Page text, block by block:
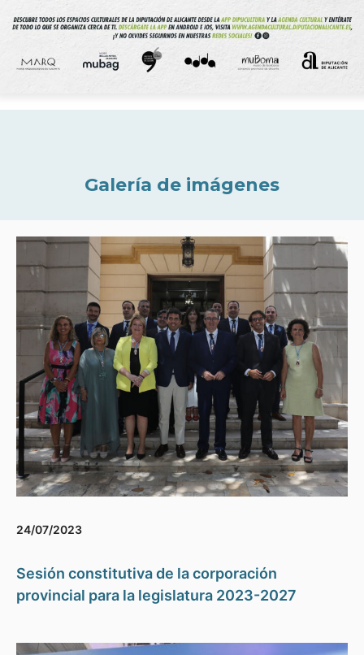
Galería de imágenes
24/07/2023
Sesión constitutiva de la corporación
provincial para la legislatura 2023-2027